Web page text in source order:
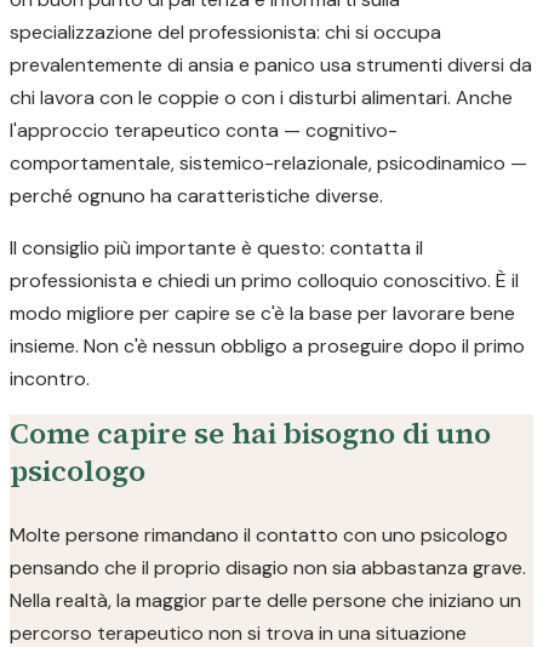
specializzazione del professionista: chi si occupa
prevalentemente di ansia e panico usa strumenti diversi da
chi lavora con le coppie o con i disturbi alimentari. Anche
l'approccio terapeutico conta — cognitivo-
comportamentale, sistemico-relazionale, psicodinamico —
perché ognuno ha caratteristiche diverse.
Il consiglio più importante è questo: contatta il
professionista e chiedi un primo colloquio conoscitivo. È il
modo migliore per capire se c'è la base per lavorare bene
insieme. Non c'è nessun obbligo a proseguire dopo il primo
incontro.
Come capire se hai bisogno di uno
psicologo
Molte persone rimandano il contatto con uno psicologo
pensando che il proprio disagio non sia abbastanza grave.
Nella realtà, la maggior parte delle persone che iniziano un
percorso terapeutico non si trova in una situazione